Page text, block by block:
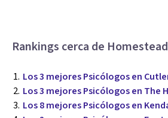
Rankings cerca de Homestead
Los 3 mejores Psicólogos en
Los 3 mejores Psicólogos en The
Los 8 mejores Psicólogos en